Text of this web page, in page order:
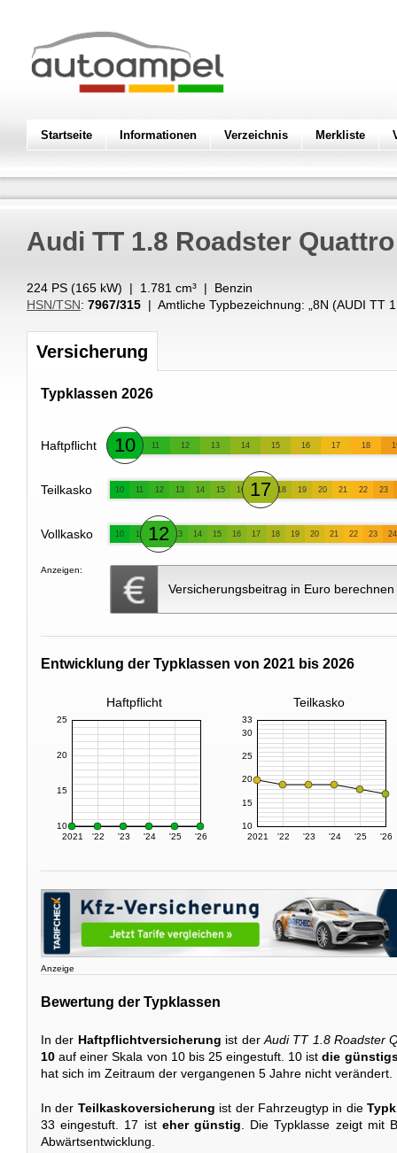
Startseite Informationen Verzeichnis Merkliste
Audi TT 1.8 Roadster Quattro
224 PS (165 kW) | 1.781 cm³ | Benzin
HSN/TSN: 7967/315 | Amtliche Typbezeichnung: „ 8N (AUDI TT
Versicherung
Typklassen 2026
Haftpflicht 10 11 12 13 14 15 16 17 18
Teilkasko 10 11 12 13 14 15 16 17 18 19 20 21 22 23
Vollkasko 10 11 12 13 14 15 16 17 18 19 20 21 22 23 24
Anzeigen:
Versicherungsbeitrag in Euro berechnen
Entwicklung der Typklassen von 2021 bis 2026
Haftpflicht Teilkasko
2021 '22 '23 '24 '25 '26
10
15
20
25
2021 '22 '23 '24 '25 '26
10
15
20
25
30
33
Anzeige
Bewertung der Typklassen
In der Haftpflichtversicherung ist der Audi TT 1.8 Roadster
10 auf einer Skala von 10 bis 25 eingestuft. 10 istdie
hat sich im Zeitraum der vergangenen 5 Jahre nicht verändert.
In der Teilkaskoversicherung ist der Fahrzeugtyp in die
33 eingestuft. 17 ist eher günstig . Die Typklasse zeigt mit
Abwärtsentwicklung.